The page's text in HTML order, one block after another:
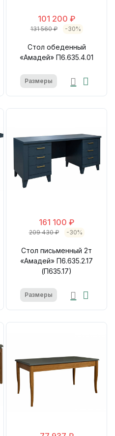
101 200 ₽
131 560 ₽ -30%
Стол обеденный
«Амадей» П6.635.4.01
Размеры
161 100 ₽
209 430 ₽ -30%
Стол письменный 2т
«Амадей» П6.635.2.17
(П635.17)
Размеры